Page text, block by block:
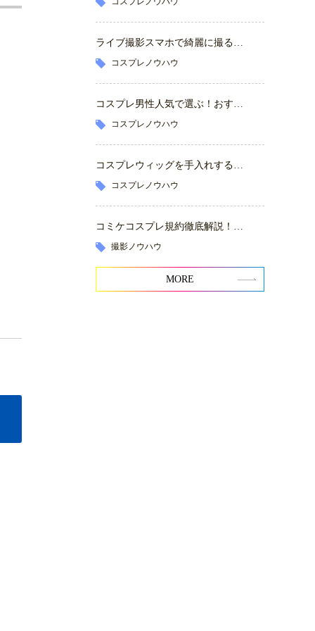
ライブ撮影スマホで綺麗に撮る…
コスプレノウハウ
コスプレ男性人気で選ぶ！おす…
コスプレノウハウ
コスプレウィッグを手入れする…
コスプレノウハウ
コミケコスプレ規約徹底解説！…
撮影ノウハウ
MORE